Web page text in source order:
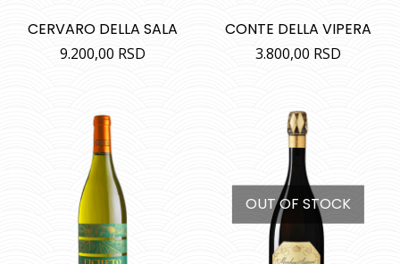
CERVARO DELLA SALA
9.200,00 RSD
CONTE DELLA VIPERA
3.800,00 RSD
OUT OF STOCK